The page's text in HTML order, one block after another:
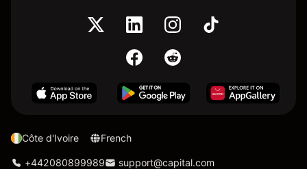
Côte d'Ivoire French
+442080899989 support@capital.com